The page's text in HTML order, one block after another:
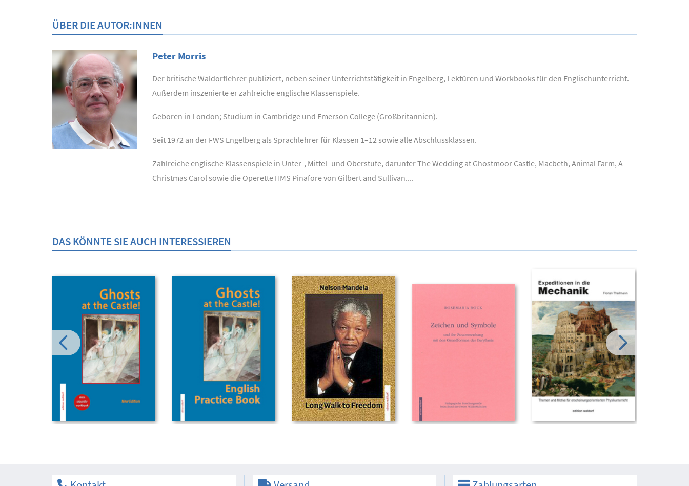
ÜBER DIE AUTOR:INNEN
Peter Morris
Der britische Waldorflehrer publiziert, neben seiner Unterrichtstätigkeit in Engelberg, Lektüren und Workbooks für den Englischunterricht.
Außerdem inszenierte er zahlreiche englische Klassenspiele.
Geboren in London; Studium in Cambridge und Emerson College (Großbritannien).
Seit 1972 an der FWS Engelberg als Sprachlehrer für Klassen 1–12 sowie alle Abschlussklassen.
Zahlreiche englische Klassenspiele in Unter-, Mittel- und Oberstufe, darunter The Wedding at Ghostmoor Castle, Macbeth, Animal Farm, A
Christmas Carol sowie die Operette HMS Pinafore von Gilbert and Sullivan....
DAS KÖNNTE SIE AUCH INTERESSIEREN